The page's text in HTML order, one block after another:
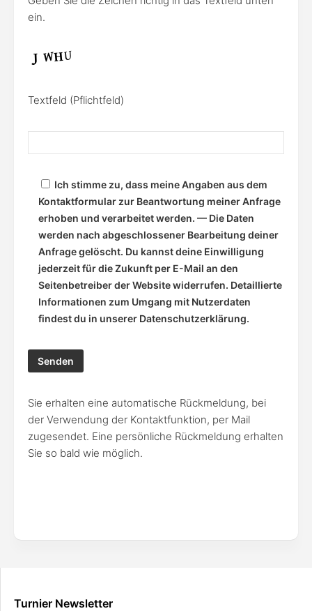
ein.
Textfeld (Pflichtfeld)
Ich stimme zu, dass meine Angaben aus dem
Kontaktformular zur Beantwortung meiner Anfrage
erhoben und verarbeitet werden. — Die Daten
werden nach abgeschlossener Bearbeitung deiner
Anfrage gelöscht. Du kannst deine Einwilligung
jederzeit für die Zukunft per E-Mail an den
Seitenbetreiber der Website widerrufen. Detaillierte
Informationen zum Umgang mit Nutzerdaten
findest du in unserer Datenschutzerklärung.
Sie erhalten eine automatische Rückmeldung, bei
der Verwendung der Kontaktfunktion, per Mail
zugesendet. Eine persönliche Rückmeldung erhalten
Sie so bald wie möglich.
Turnier Newsletter